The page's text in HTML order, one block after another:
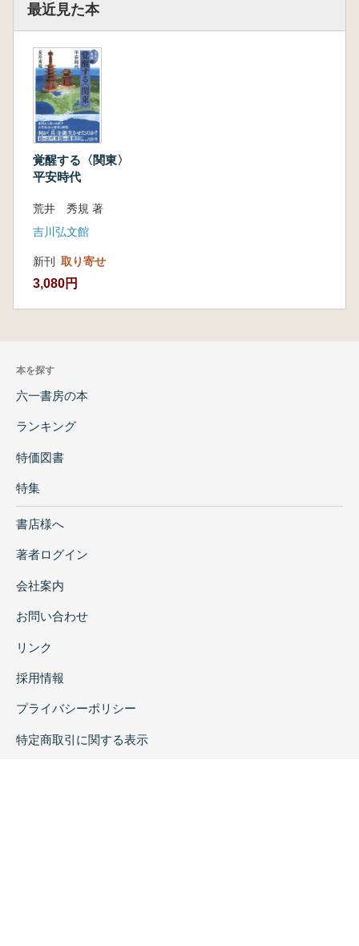
最近見た本
覚醒する〈関東〉
平安時代
荒井 秀規 著
吉川弘文館
新刊 取り寄せ
3,080円
本を探す
六一書房の本
ランキング
特価図書
特集
書店様へ
著者ログイン
会社案内
お問い合わせ
リンク
採用情報
プライバシーポリシー
特定商取引に関する表示